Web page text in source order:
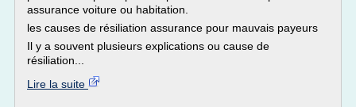
assurance voiture ou habitation.
les causes de résiliation assurance pour mauvais payeurs
Il y a souvent plusieurs explications ou cause de
résiliation...
Lire la suite